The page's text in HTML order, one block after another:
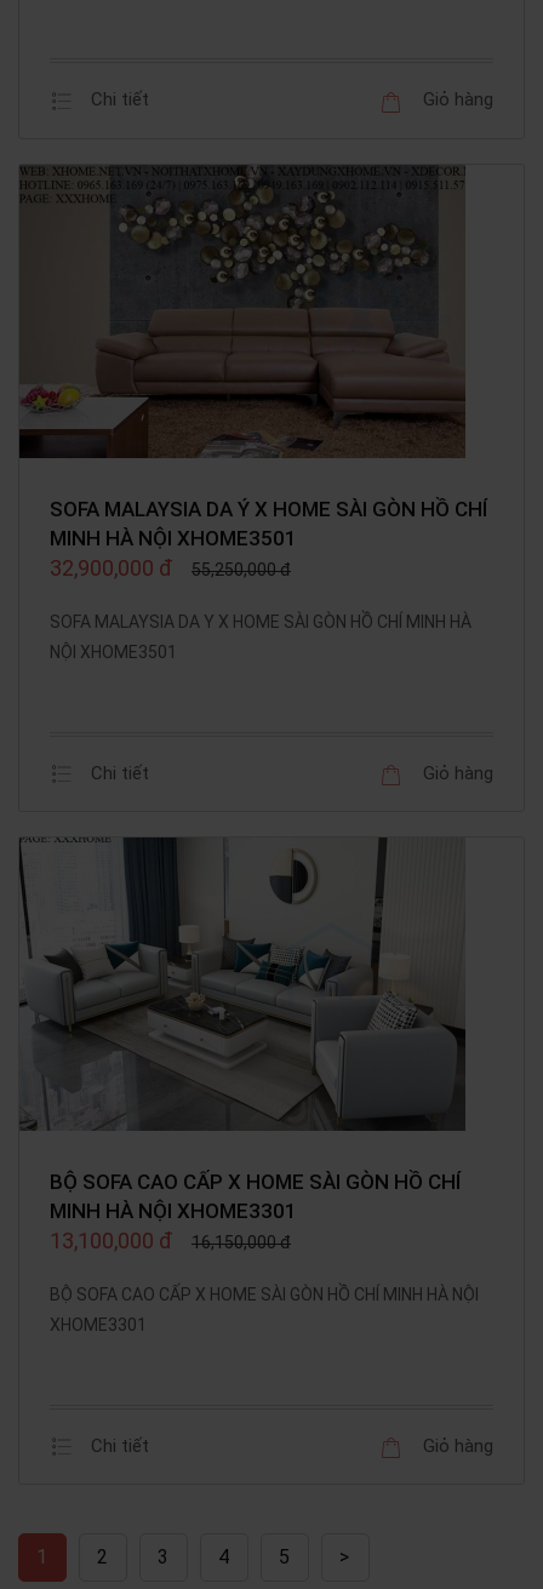
Giỏ hàng
Chi tiết
SOFA MALAYSIA DA Ý X HOME SÀI GÒN HỒ CHÍ
MINH HÀ NỘI XHOME3501
32,900,000 đ 55,250,000 đ
SOFA MALAYSIA DA Y X HOME SÀI GÒN HỒ CHÍ MINH HÀ
NỘI XHOME3501
Giỏ hàng
Chi tiết
BỘ SOFA CAO CẤP X HOME SÀI GÒN HỒ CHÍ
MINH HÀ NỘI XHOME3301
13,100,000 đ 16,150,000 đ
BỘ SOFA CAO CẤP X HOME SÀI GÒN HỒ CHÍ MINH HÀ NỘI
XHOME3301
Giỏ hàng
Chi tiết
1 2 3 4 5 >